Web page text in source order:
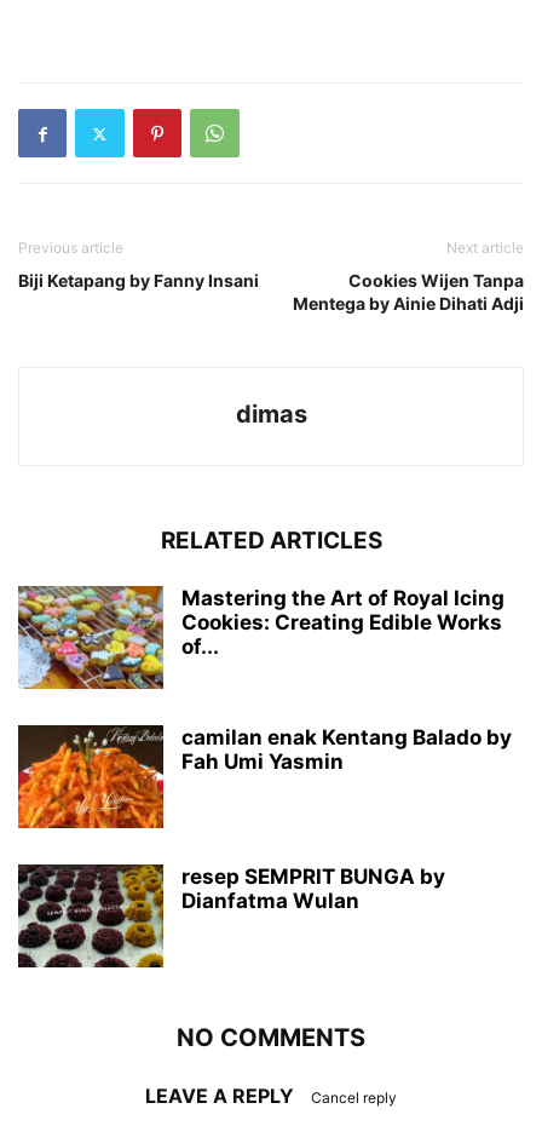
Previous article
Biji Ketapang by Fanny Insani
Next article
Cookies Wijen Tanpa
Mentega by Ainie Dihati Adji
dimas
RELATED ARTICLES
Mastering the Art of Royal Icing
Cookies: Creating Edible Works
of...
camilan enak Kentang Balado by
Fah Umi Yasmin
resep SEMPRIT BUNGA by
Dianfatma Wulan
NO COMMENTS
LEAVE A REPLY Cancel reply